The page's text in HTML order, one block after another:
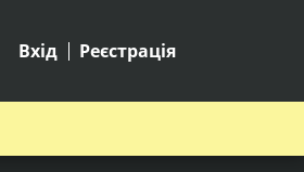
Вхід Реєстрація